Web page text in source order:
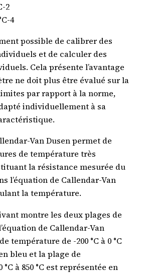
2
4
possible de calibrer des
et de calculer des
Cela présente l’avantage
ne doit plus être évalué sur la
par rapport à la norme,
individuellement à sa
Van Dusen permet de
de température très
la résistance mesurée du
l’équation de Callendar-Van
la température.
montre les deux plages de
de Callendar-Van
température de -200 °C à 0 °C
bleu et la plage de
à 850 °C est représentée en